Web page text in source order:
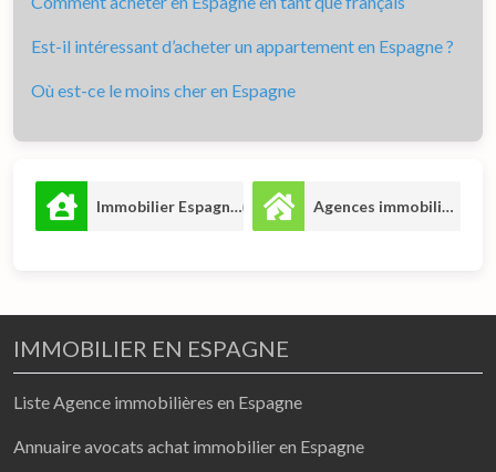
Est-il intéressant d’acheter un appartement en Espagne ?
Où est-ce le moins cher en Espagne
Immobilier Espagne Agences immobilières
IMMOBILIER EN ESPAGNE
Liste Agence immobilières en Espagne
Annuaire avocats achat immobilier en Espagne